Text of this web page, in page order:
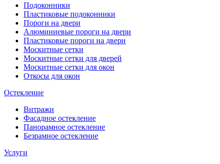
Подоконники
Пластиковые подоконники
Пороги на двери
Алюминиевые пороги на двери
Пластиковые пороги на двери
Москитные сетки
Москитные сетки для дверей
Москитные сетки для окон
Откосы для окон
Остекление
Витражи
Фасадное остекление
Панорамное остекление
Безрамное остекление
Услуги